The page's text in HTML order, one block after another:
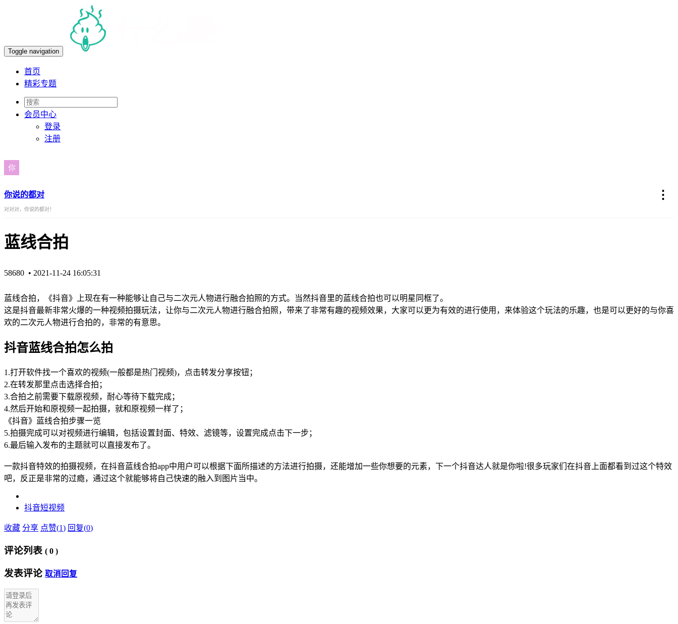
Toggle navigation
首页
精彩专题
会员中心
登录
注册
你说的都对 ⋮
对对对，你说的都对！
蓝线合拍
58680 • 2021-11-24 16:05:31
蓝线合拍，《抖音》上现在有一种能够让自己与二次元人物进行融合拍照的方式。当然抖音里的蓝线合拍也可以明星同框了。
这是抖音最新非常火爆的一种视频拍摄玩法，让你与二次元人物进行融合拍照，带来了非常有趣的视频效果，大家可以更为有效的进行使用，来体验这个玩法的乐趣，也是可以更好的与你喜
欢的二次元人物进行合拍的，非常的有意思。
抖音蓝线合拍怎么拍
1.打开软件找一个喜欢的视频(一般都是热门视频)，点击转发分享按钮；
2.在转发那里点击选择合拍；
3.合拍之前需要下载原视频，耐心等待下载完成；
4.然后开始和原视频一起拍摄，就和原视频一样了；
《抖音》蓝线合拍步骤一览
5.拍摄完成可以对视频进行编辑，包括设置封面、特效、滤镜等，设置完成点击下一步；
6.最后输入发布的主题就可以直接发布了。
一款抖音特效的拍摄视频，在抖音蓝线合拍app中用户可以根据下面所描述的方法进行拍摄，还能增加一些你想要的元素，下一个抖音达人就是你啦!很多玩家们在抖音上面都看到过这个特效
吧，反正是非常的过瘾，通过这个就能够将自己快速的融入到图片当中。
抖音短视频
收藏 分享 点赞(1) 回复(0)
评论列表 ( 0 )
发表评论 取消回复